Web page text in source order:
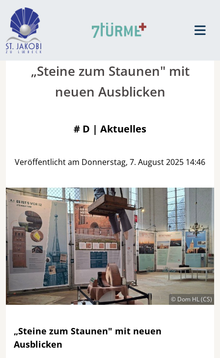
„Steine zum Staunen" mit
neuen Ausblicken
# D | Aktuelles
Veröffentlicht am Donnerstag, 7. August 2025 14:46
© Dom HL (CS)
„Steine zum Staunen" mit neuen
Ausblicken